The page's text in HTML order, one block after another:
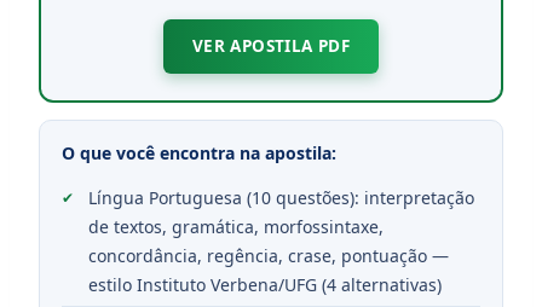
VER APOSTILA PDF
O que você encontra na apostila:
Língua Portuguesa (10 questões): interpretação
de textos, gramática, morfossintaxe,
concordância, regência, crase, pontuação —
estilo Instituto Verbena/UFG (4 alternativas)